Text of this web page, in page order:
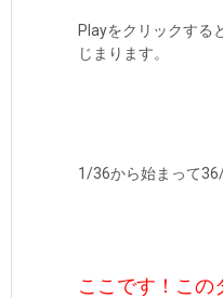
Playをクリックする
じまります。
1/36から始まって
ここです！この